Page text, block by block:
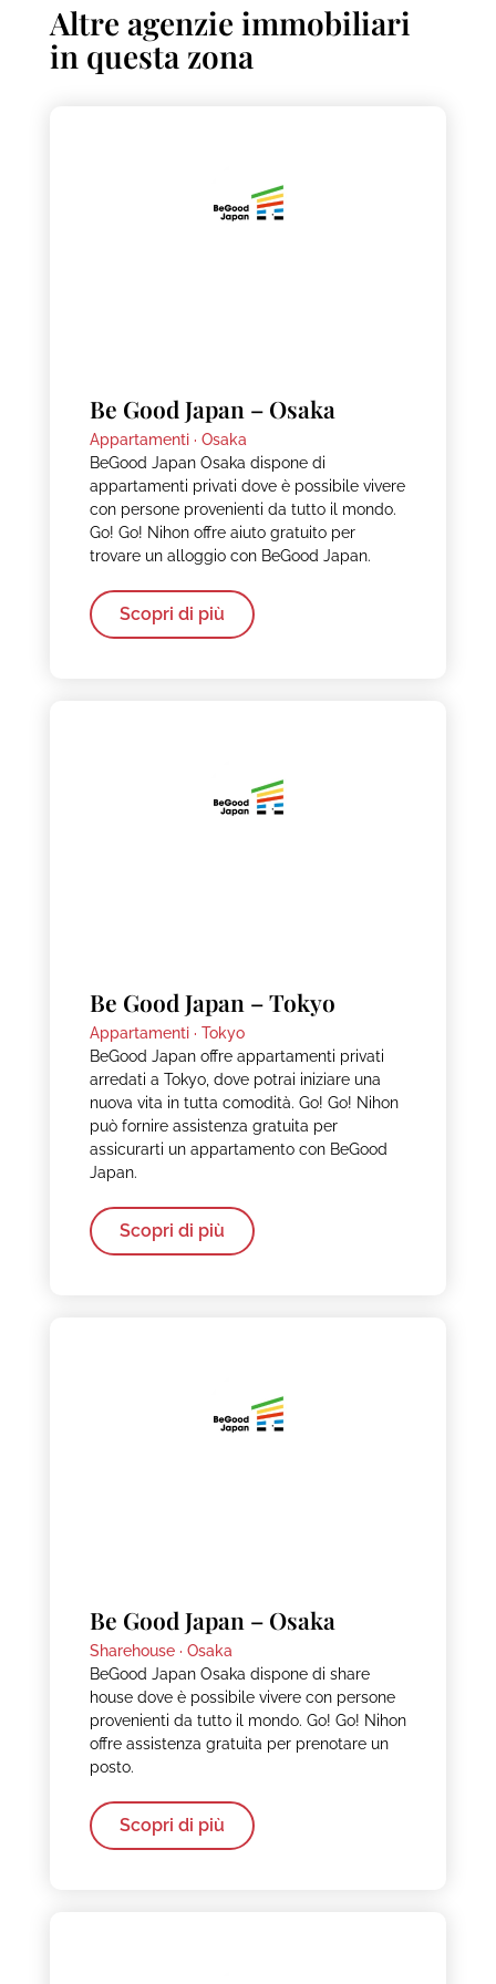
Altre agenzie immobiliari
in questa zona
Be Good Japan – Osaka
Appartamenti · Osaka
BeGood Japan Osaka dispone di
appartamenti privati dove è possibile vivere
con persone provenienti da tutto il mondo.
Go! Go! Nihon offre aiuto gratuito per
trovare un alloggio con BeGood Japan.
Scopri di più
Be Good Japan – Tokyo
Appartamenti · Tokyo
BeGood Japan offre appartamenti privati
arredati a Tokyo, dove potrai iniziare una
nuova vita in tutta comodità. Go! Go! Nihon
può fornire assistenza gratuita per
assicurarti un appartamento con BeGood
Japan.
Scopri di più
Be Good Japan – Osaka
Sharehouse · Osaka
BeGood Japan Osaka dispone di share
house dove è possibile vivere con persone
provenienti da tutto il mondo. Go! Go! Nihon
offre assistenza gratuita per prenotare un
posto.
Scopri di più